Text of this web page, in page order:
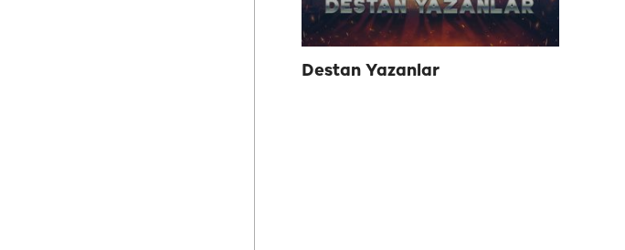
Destan Yazanlar